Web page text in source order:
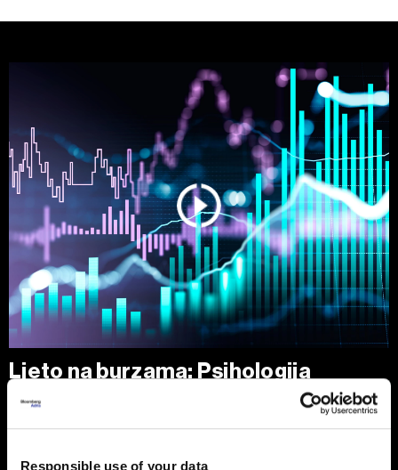
Responsible use of your data
Ljeto na burzama: Psihologija
ulagača kao najveći neprijatelj
Povijesni podaci pokazuju da su lipanj i srpanj mjeseci s
najmanjom volatilnošću na burzama.